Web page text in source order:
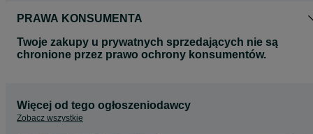
PRAWA KONSUMENTA
Twoje zakupy u prywatnych sprzedających nie są
chronione przez prawo ochrony konsumentów.
Więcej od tego ogłoszeniodawcy
Zobacz wszystkie